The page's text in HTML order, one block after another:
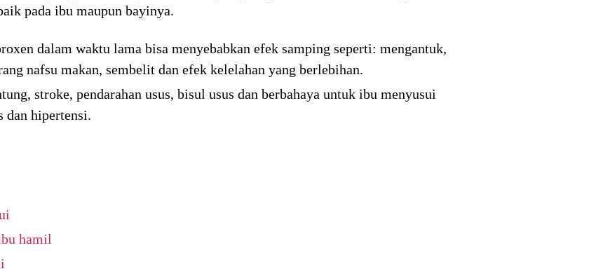
pada ibu maupun bayinya.
dalam waktu lama bisa menyebabkan efek samping seperti: mengantuk,
nafsu makan, sembelit dan efek kelelahan yang berlebihan.
stroke, pendarahan usus, bisul usus dan berbahaya untuk ibu menyusui
dan hipertensi.
hamil